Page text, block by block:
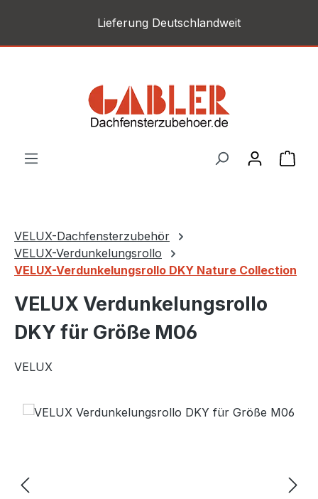
Zum Hauptinhalt springenLieferung Deutschlandweit
VELUX-Dachfensterzubehör
VELUX-Verdunkelungsrollo
VELUX-Verdunkelungsrollo DKY Nature Collection
VELUX Verdunkelungsrollo
DKY für Größe M06
VELUX
Bildergalerie überspringen